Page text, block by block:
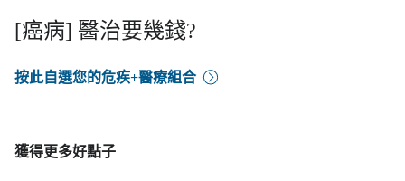
[癌病] 醫治要幾錢?
按此自選您的危疾+醫療組合
獲得更多好點子